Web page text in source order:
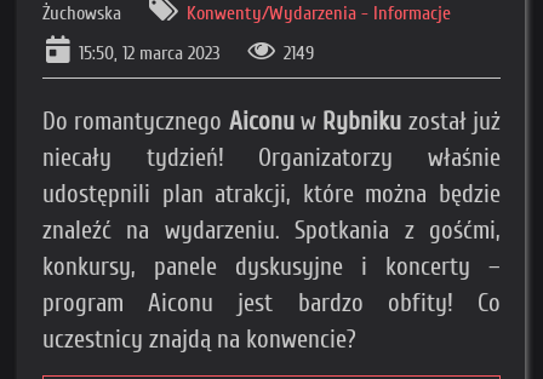
Żuchowska
Konwenty/Wydarzenia - Informacje
15:50, 12 marca 2023
2149
Do romantycznego Aiconuw Rybniku został już
niecały tydzień! Organizatorzy właśnie
udostępnili plan atrakcji, które można będzie
znaleźć na wydarzeniu. Spotkania z gośćmi,
konkursy, panele dyskusyjne i koncerty –
program Aiconu jest bardzo obfity! Co
uczestnicy znajdą na konwencie?